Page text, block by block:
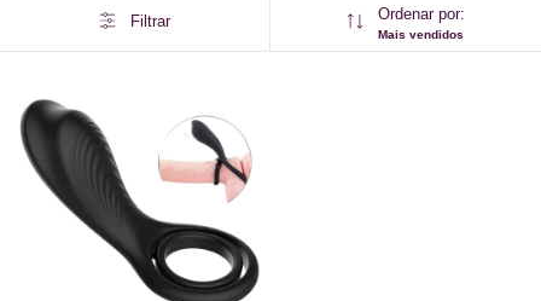
Filtrar Ordenar por:
Mais vendidos